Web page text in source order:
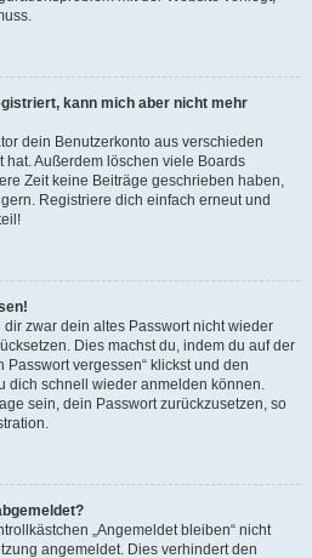
kann mich aber nicht mehr
dein Benutzerkonto aus verschieden
Außerdem löschen viele Boards
Zeit keine Beiträge geschrieben haben,
Registriere dich einfach erneut und
zwar dein altes Passwort nicht wieder
Dies machst du, indem du auf der
Passwort vergessen“ klickst und den
dich schnell wieder anmelden können.
sein, dein Passwort zurückzusetzen, so
„Angemeldet bleiben“ nicht
angemeldet. Dies verhindert den